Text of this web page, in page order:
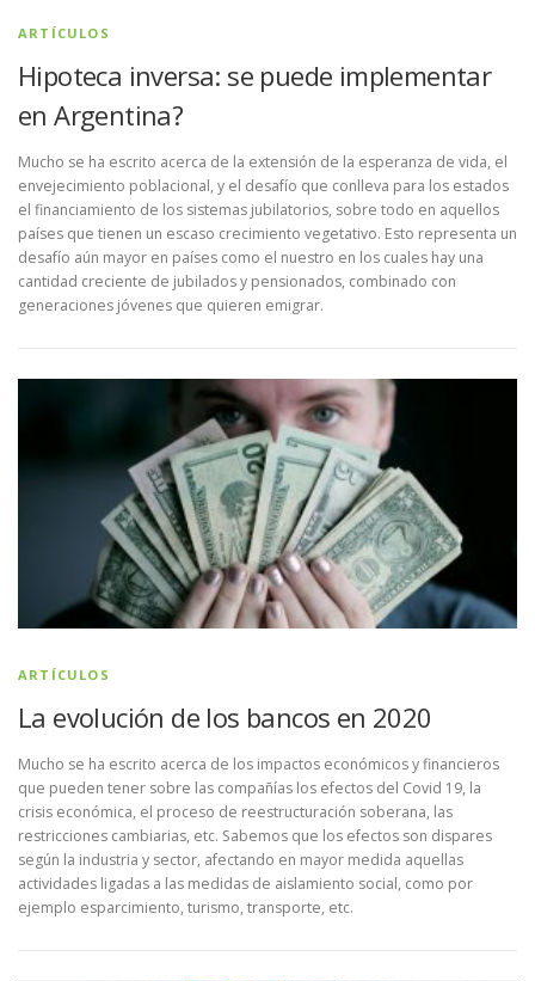
ARTÍCULOS
Hipoteca inversa: se puede implementar
en Argentina?
Mucho se ha escrito acerca de la extensión de la esperanza de vida, el
envejecimiento poblacional, y el desafío que conlleva para los estados
el financiamiento de los sistemas jubilatorios, sobre todo en aquellos
países que tienen un escaso crecimiento vegetativo. Esto representa un
desafío aún mayor en países como el nuestro en los cuales hay una
cantidad creciente de jubilados y pensionados, combinado con
generaciones jóvenes que quieren emigrar.
ARTÍCULOS
La evolución de los bancos en 2020
Mucho se ha escrito acerca de los impactos económicos y financieros
que pueden tener sobre las compañías los efectos del Covid 19, la
crisis económica, el proceso de reestructuración soberana, las
restricciones cambiarias, etc. Sabemos que los efectos son dispares
según la industria y sector, afectando en mayor medida aquellas
actividades ligadas a las medidas de aislamiento social, como por
ejemplo esparcimiento, turismo, transporte, etc.